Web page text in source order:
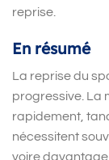
reprise.
En résumé
La reprise du
progressive. La
rapidement,
nécessitent
voire